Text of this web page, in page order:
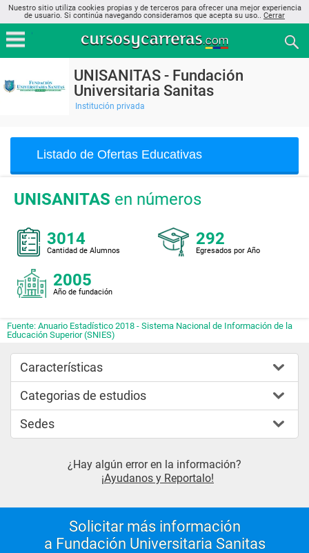
Nuestro sitio utiliza cookies propias y de terceros para ofrecer una mejor experiencia
de usuario. Si continúa navegando consideramos que acepta su uso.. Cerrar
UNISANITAS - Fundación
Universitaria Sanitas
Institución privada
Listado de Ofertas Educativas
UNISANITAS en números
3014
Cantidad de Alumnos
292
Egresados por Año
2005
Año de fundación
Fuente: Anuario Estadístico 2018 - Sistema Nacional de Información de la
Educación Superior (SNIES)
Características
Categorias de estudios
Sedes
¿Hay algún error en la información?
¡Ayudanos y Reportalo!
Solicitar más información
a Fundación Universitaria Sanitas